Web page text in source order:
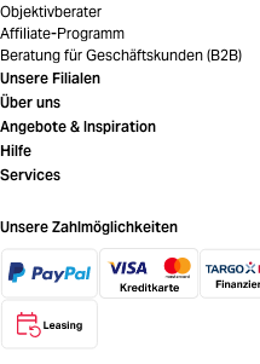
Objektivberater
Affiliate-Programm
Beratung für Geschäftskunden (B2B)
Unsere Filialen
Über uns
Angebote & Inspiration
Hilfe
Services
Unsere Zahlmöglichkeiten